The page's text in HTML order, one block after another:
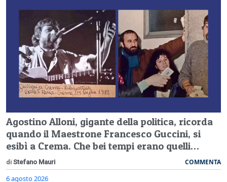
Agostino Alloni, gigante della politica, ricorda
quando il Maestrone Francesco Guccini, si
esibì a Crema. Che bei tempi erano quelli…
di Stefano Mauri COMMENTA
6 agosto 2026